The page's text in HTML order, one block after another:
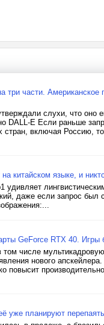
части. Американское
слухи, что оно
DALL-E Если раньше
стран, включая Россию,
китайском языке, и
даже если запрос
GeForce RTX 40. Игры
том числе
нового
повысит
планируют